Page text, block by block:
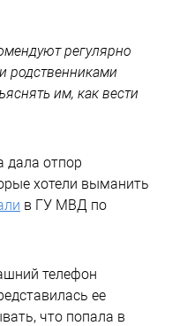
регулярно
родственниками
им, как вести
дала отпор
хотели выманить
в ГУ МВД по
телефон
ее
что попала в